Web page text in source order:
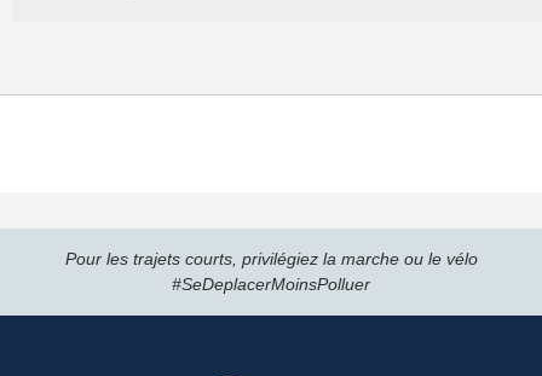
Pour les trajets courts, privilégiez la marche ou le vélo
#SeDeplacerMoinsPolluer